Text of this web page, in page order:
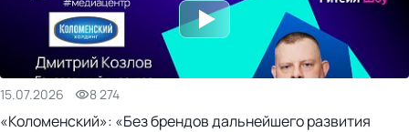
15.07.2026 8 274
«Коломенский»: «Без брендов дальнейшего развития